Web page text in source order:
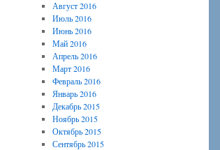
Август 2016
Июль 2016
Июнь 2016
Май 2016
Апрель 2016
Март 2016
Февраль 2016
Январь 2016
Декабрь 2015
Ноябрь 2015
Октябрь 2015
Сентябрь 2015